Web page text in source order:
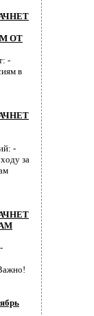
ОТ
-
в
-
за